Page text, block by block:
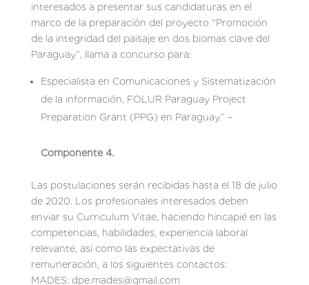
interesados a presentar sus candidaturas en el
marco de la preparación del proyecto “Promoción
de la integridad del paisaje en dos biomas clave del
Paraguay”, llama a concurso para:
Especialista en Comunicaciones y Sistematización
de la información, FOLUR Paraguay Project
Preparation Grant (PPG) en Paraguay.” –
Componente 4.
Las postulaciones serán recibidas hasta el 18 de julio
de 2020. Los profesionales interesados deben
enviar su Curriculum Vitae, haciendo hincapié en las
competencias, habilidades, experiencia laboral
relevante, así como las expectativas de
remuneración, a los siguientes contactos:
MADES: dpe.mades@gmail.com